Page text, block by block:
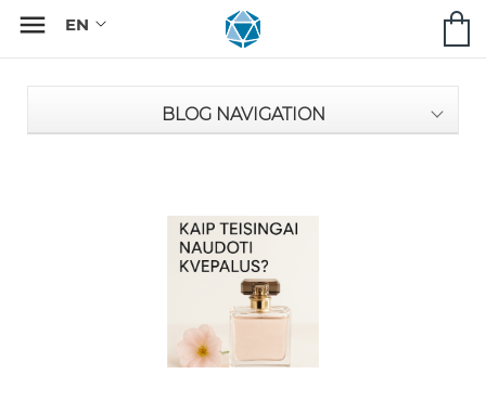

BLOG NAVIGATION